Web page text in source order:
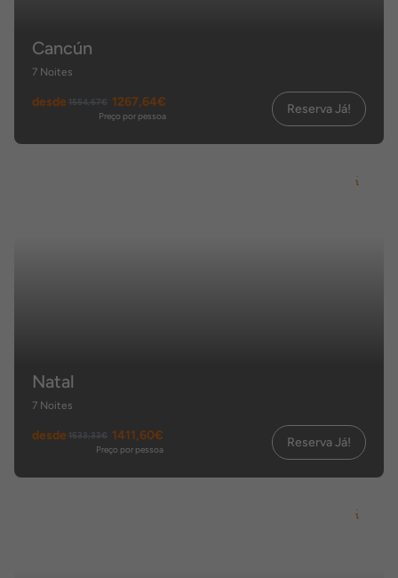
Cancún
7 Noites
desde 1554,67€ 1267,64€
Preço por pessoa Reserva Já!
Natal
7 Noites
desde 1533,33€ 1411,60€
Preço por pessoa Reserva Já!